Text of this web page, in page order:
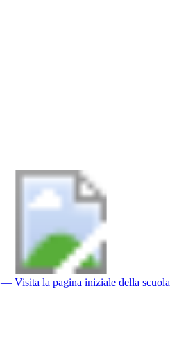
— Visita la pagina iniziale della scuola